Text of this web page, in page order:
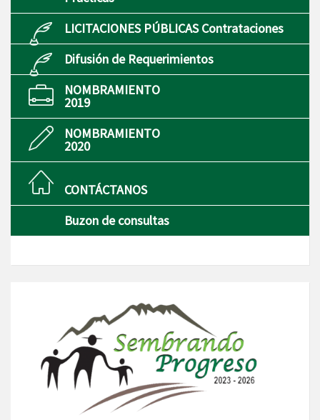
LICITACIONES PÚBLICAS Contrataciones
Difusión de Requerimientos
NOMBRAMIENTO
2019
NOMBRAMIENTO
2020
CONTÁCTANOS
Buzon de consultas